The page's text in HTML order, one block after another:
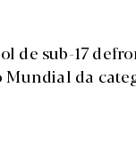
de sub-17
da